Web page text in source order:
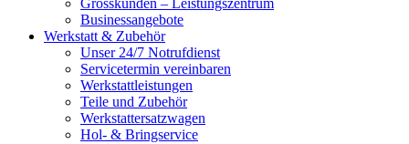
Grosskunden – Leistungszentrum
Businessangebote
Werkstatt & Zubehör
Unser 24/7 Notrufdienst
Servicetermin vereinbaren
Werkstattleistungen
Teile und Zubehör
Werkstattersatzwagen
Hol- & Bringservice